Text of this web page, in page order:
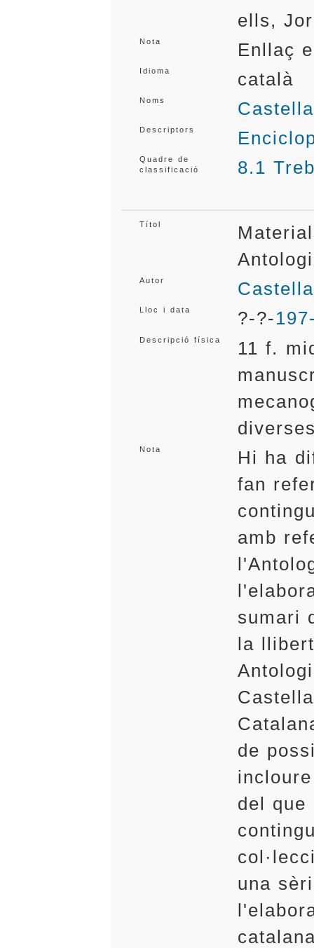
ells,
Nota Enllaç
Idioma català
Noms
Descriptors
Quadre de
classificació
8.1
Títol
Autor
Lloc i data ?-?-
Descripció física
11 f.
Nota
Hi ha
fan
amb
sumari
la
de
del que
una